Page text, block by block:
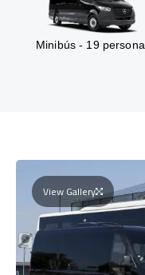
Minibús - 19
View Gallery